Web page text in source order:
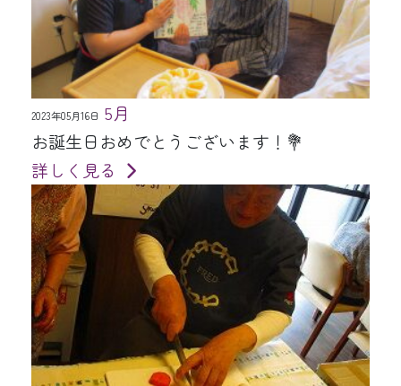
2023年05月16日 5月
お誕生日おめでとうございます！💐
詳しく見る